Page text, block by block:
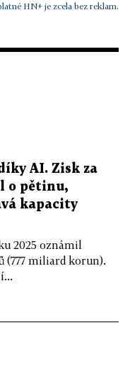
HN+ je zcela bez reklam.
AI. Zisk za
o pětinu,
kapacity
2025 oznámil
(777 miliard korun).